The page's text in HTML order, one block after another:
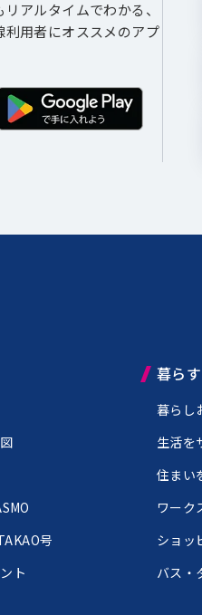
アルタイムでわかる、
利用者にオススメのアプ
号
ト
暮らす
暮らし
生活を
住まい
ワーク
ショッ
バス・